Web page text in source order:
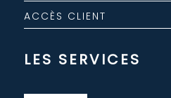
ACCÈS CLIENT
LES SERVICES